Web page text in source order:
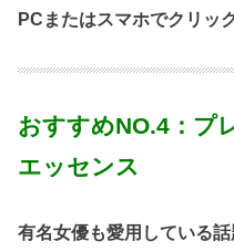
PCまたはスマホでクリッ
おすすめNO.4：プ
エッセンス
有名女優も愛用している話